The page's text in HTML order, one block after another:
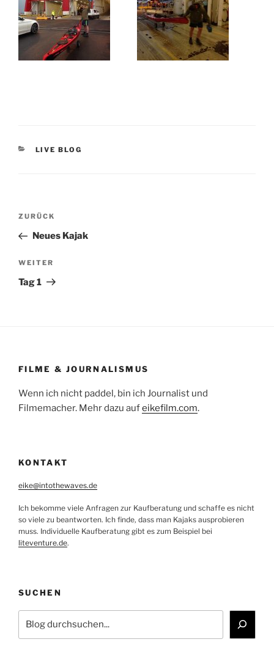
KATEGORIEN
LIVE BLOG
Beitragsnavigation
Vorheriger
Beitrag
ZURÜCK
Neues Kajak
Nächster
Beitrag
WEITER
Tag 1
FILME & JOURNALISMUS
Wenn ich nicht paddel, bin ich Journalist und
Filmemacher. Mehr dazu aufeikefilm.com.
KONTAKT
eike@intothewaves.de
Ich bekomme viele Anfragen zur Kaufberatung und schaffe es nicht
so viele zu beantworten. Ich finde, dass man Kajaks ausprobieren
muss. Individuelle Kaufberatung gibt es zum Beispiel bei
liteventure.de.
SUCHEN